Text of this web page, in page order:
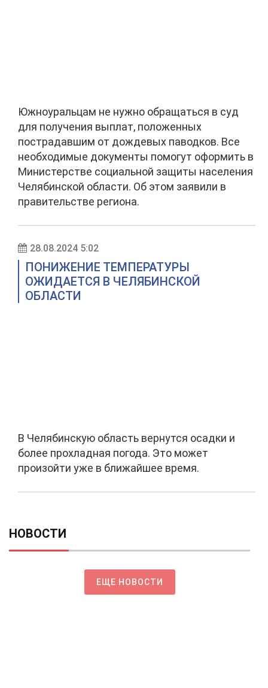
Южноуральцам не нужно обращаться в суд
для получения выплат, положенных
пострадавшим от дождевых паводков. Все
необходимые документы помогут оформить в
Министерстве социальной защиты населения
Челябинской области. Об этом заявили в
правительстве региона.
28.08.2024 5:02
ПОНИЖЕНИЕ ТЕМПЕРАТУРЫ
ОЖИДАЕТСЯ В ЧЕЛЯБИНСКОЙ
ОБЛАСТИ
В Челябинскую область вернутся осадки и
более прохладная погода. Это может
произойти уже в ближайшее время.
НОВОСТИ
ЕЩЕ НОВОСТИ